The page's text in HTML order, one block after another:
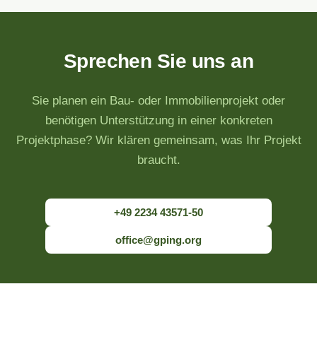
Sprechen Sie uns an
Sie planen ein Bau- oder Immobilienprojekt oder
benötigen Unterstützung in einer konkreten
Projektphase? Wir klären gemeinsam, was Ihr Projekt
braucht.
+49 2234 43571-50
office@gping.org